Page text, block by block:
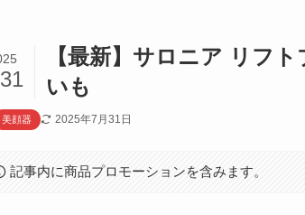
【最新】サロニア リフ
いも
美顔器 2025年7月31日
記事内に商品プロモーションを含みます。